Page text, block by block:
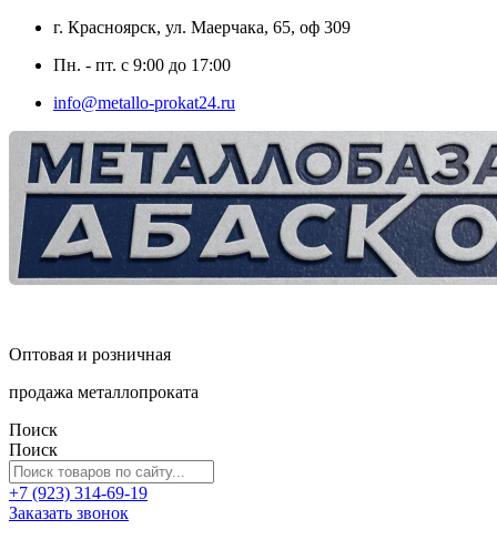
г. Красноярск, ул. Маерчака, 65, оф 309
Пн. - пт. с 9:00 до 17:00
info@metallo-prokat24.ru
Оптовая и розничная
продажа металлопроката
Поиск
Поиск
+7 (923) 314-69-19
Заказать звонок